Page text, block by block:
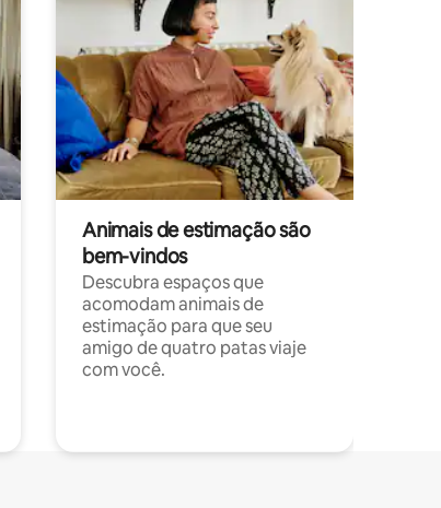
Animais de estimação são
bem-vindos
Descubra espaços que
acomodam animais de
estimação para que seu
amigo de quatro patas viaje
com você.